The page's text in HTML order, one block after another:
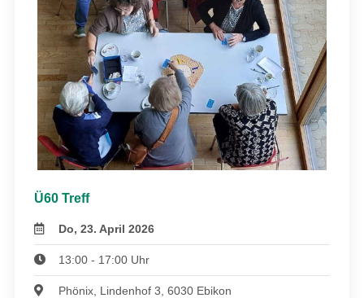
Ü60 Treff
Do, 23. April 2026
13:00 - 17:00 Uhr
Phönix, Lindenhof 3, 6030 Ebikon